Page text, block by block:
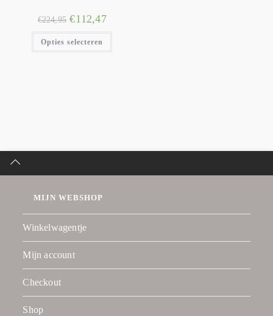
€224,95 €112,47
Opties selecteren
MIJN WEBSHOP
Winkelwagentje
Mijn account
Checkout
Shop